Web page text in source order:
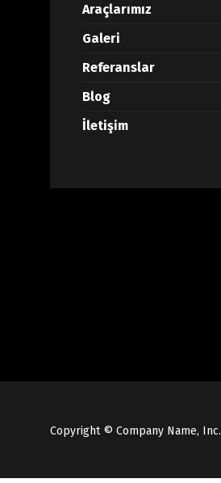
Araçlarımız
Galeri
Referanslar
Blog
İletişim
Copyright © Company Name, Inc.